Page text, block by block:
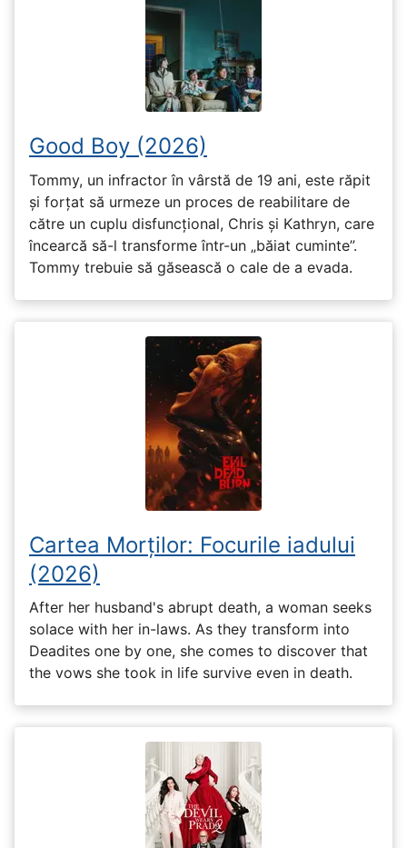
Good Boy (2026)
Tommy, un infractor în vârstă de 19 ani, este răpit
și forțat să urmeze un proces de reabilitare de
către un cuplu disfuncțional, Chris și Kathryn, care
încearcă să-l transforme într-un „băiat cuminte”.
Tommy trebuie să găsească o cale de a evada.
Cartea Morților: Focurile iadului
(2026)
After her husband's abrupt death, a woman seeks
solace with her in-laws. As they transform into
Deadites one by one, she comes to discover that
the vows she took in life survive even in death.